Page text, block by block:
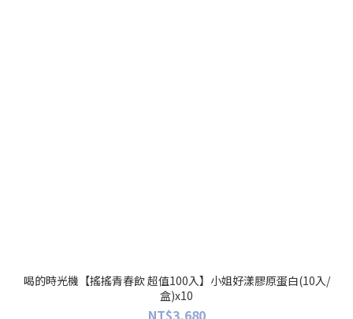
喝的時光機【搖搖青春飲 超值100入】小姐好漾膠原蛋白(10入/
盒)x10